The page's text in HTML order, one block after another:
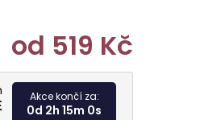
od 519 Kč
Měrná
Akce končí za:
0d 2h 14m 58s